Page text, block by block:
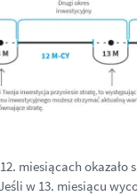
12. miesiącach okazało
w 13. miesiącu